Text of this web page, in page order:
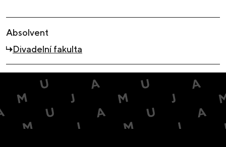
Absolvent
Divadelní fakulta